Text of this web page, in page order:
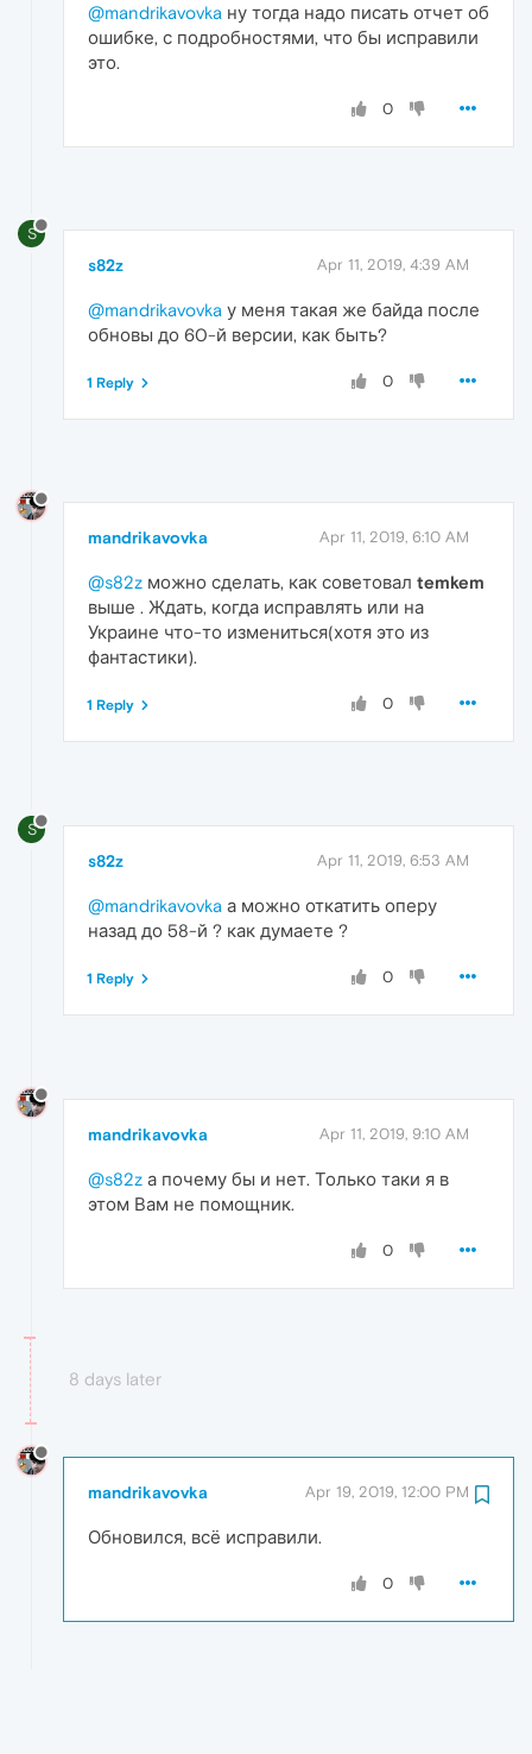
@mandrikavovka ну тогда надо писать отчет об
ошибке, с подробностями, что бы исправили
это.
0
S
s82z Apr 11, 2019, 4:39 AM
@mandrikavovka у меня такая же байда после
обновы до 60-й версии, как быть?
0
1 Reply
mandrikavovka Apr 11, 2019, 6:10 AM
@s82z можно сделать, как советовал temkem
выше . Ждать, когда исправлять или на
Украине что-то измениться(хотя это из
фантастики).
0
1 Reply
S
s82z Apr 11, 2019, 6:53 AM
@mandrikavovka а можно откатить оперу
назад до 58-й ? как думаете ?
0
1 Reply
mandrikavovka Apr 11, 2019, 9:10 AM
@s82z а почему бы и нет. Только таки я в
этом Вам не помощник.
0
8 days later
mandrikavovka Apr 19, 2019, 12:00 PM
Обновился, всё исправили.
0